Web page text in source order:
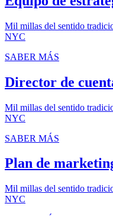
Mil millas del sentido
NYC
SABER MÁS
Director de
Mil millas del sentido
NYC
SABER MÁS
Plan de
Mil millas del sentido
NYC